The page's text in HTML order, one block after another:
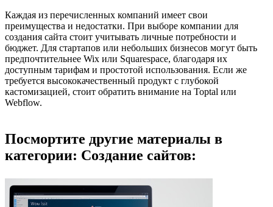
Каждая из перечисленных компаний имеет свои
преимущества и недостатки. При выборе компании для
создания сайта стоит учитывать личные потребности и
бюджет. Для стартапов или небольших бизнесов могут быть
предпочтительнее Wix или Squarespace, благодаря их
доступным тарифам и простотой использования. Если же
требуется высококачественный продукт с глубокой
кастомизацией, стоит обратить внимание на Toptal или
Webflow.
Посмортите другие материалы в
категории: Создание сайтов: